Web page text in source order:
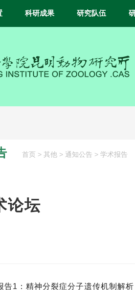
科研成果 研究队伍
首页 > 其他 > 通知公告 > 学术报告
论坛
1：精神分裂症分子遗传机制解